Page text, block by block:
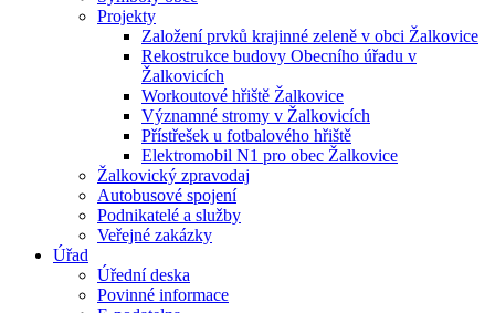
Projekty
Založení prvků krajinné zeleně v obci Žalkovice
Rekostrukce budovy Obecního úřadu v
Žalkovicích
Workoutové hřiště Žalkovice
Významné stromy v Žalkovicích
Přístřešek u fotbalového hřiště
Elektromobil N1 pro obec Žalkovice
Žalkovický zpravodaj
Autobusové spojení
Podnikatelé a služby
Veřejné zakázky
Úřad
Úřední deska
Povinné informace